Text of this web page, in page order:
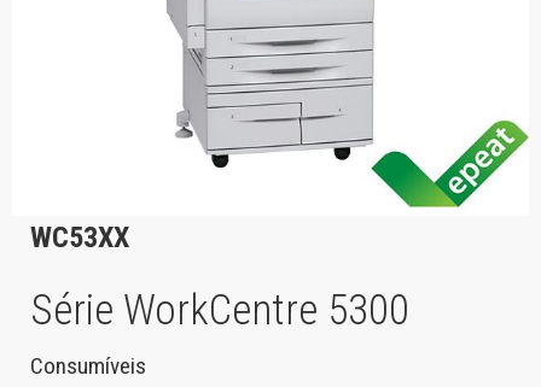
WC53XX
Série WorkCentre 5300
Consumíveis